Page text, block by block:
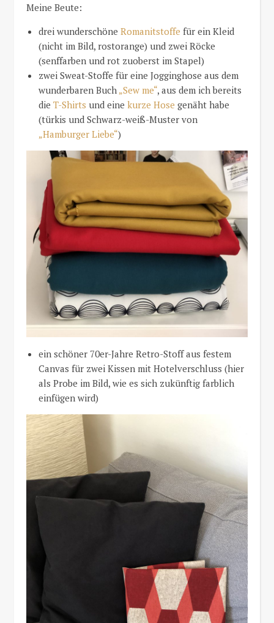
Meine Beute:
drei wunderschöne Romanitstoffe für ein Kleid
(nicht im Bild, rostorange) und zwei Röcke
(senffarben und rot zuoberst im Stapel)
zwei Sweat-Stoffe für eine Jogginghose aus dem
wunderbaren Buch „Sew me“, aus dem ich bereits
die T-Shirts und eine kurze Hose genäht habe
(türkis und Schwarz-weiß-Muster von
„Hamburger Liebe“)
ein schöner 70er-Jahre Retro-Stoff aus festem
Canvas für zwei Kissen mit Hotelverschluss (hier
als Probe im Bild, wie es sich zukünftig farblich
einfügen wird)